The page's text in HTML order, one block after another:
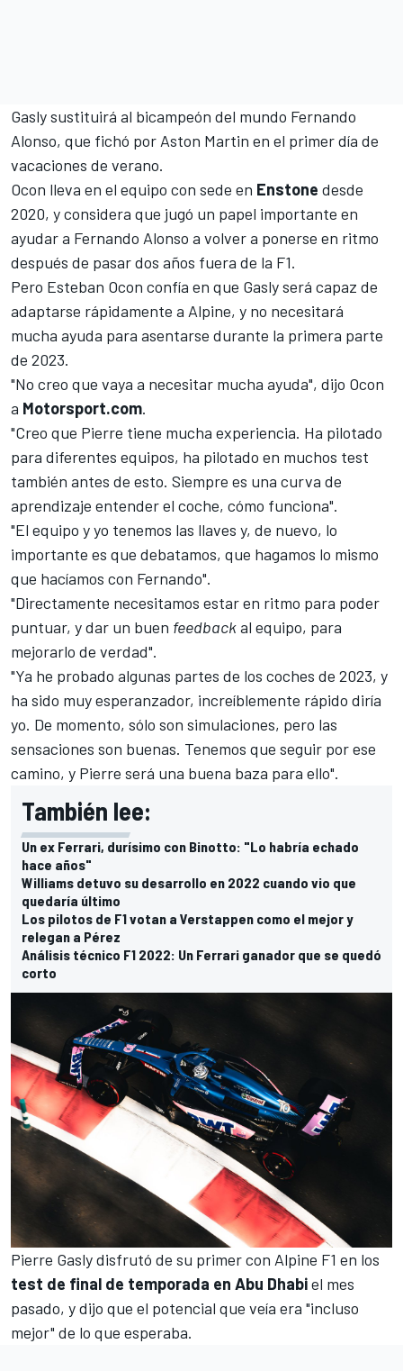
Gasly sustituirá al bicampeón del mundo Fernando
Alonso, que fichó por Aston Martin en el primer día de
vacaciones de verano.
Ocon lleva en el equipo con sede en Enstone desde
2020, y considera que jugó un papel importante en
ayudar a Fernando Alonso a volver a ponerse en ritmo
después de pasar dos años fuera de la F1.
Pero Esteban Ocon confía en que Gasly será capaz de
adaptarse rápidamente a Alpine, y no necesitará
mucha ayuda para asentarse durante la primera parte
de 2023.
"No creo que vaya a necesitar mucha ayuda", dijo Ocon
a Motorsport.com.
"Creo que Pierre tiene mucha experiencia. Ha pilotado
para diferentes equipos, ha pilotado en muchos test
también antes de esto. Siempre es una curva de
aprendizaje entender el coche, cómo funciona".
"El equipo y yo tenemos las llaves y, de nuevo, lo
importante es que debatamos, que hagamos lo mismo
que hacíamos con Fernando".
"Directamente necesitamos estar en ritmo para poder
puntuar, y dar un buen feedbackal equipo, para
mejorarlo de verdad".
"Ya he probado algunas partes de los coches de 2023, y
ha sido muy esperanzador, increíblemente rápido diría
yo. De momento, sólo son simulaciones, pero las
sensaciones son buenas. Tenemos que seguir por ese
camino, y Pierre será una buena baza para ello".
También lee:
Un ex Ferrari, durísimo con Binotto: "Lo habría echado
hace años"
Williams detuvo su desarrollo en 2022 cuando vio que
quedaría último
Los pilotos de F1 votan a Verstappen como el mejor y
relegan a Pérez
Análisis técnico F1 2022: Un Ferrari ganador que se quedó
corto
Pierre Gasly disfrutó de su primer con Alpine F1 en los
test de final de temporada en Abu Dhabiel mes
pasado, y dijo que el potencial que veía era "incluso
mejor" de lo que esperaba.